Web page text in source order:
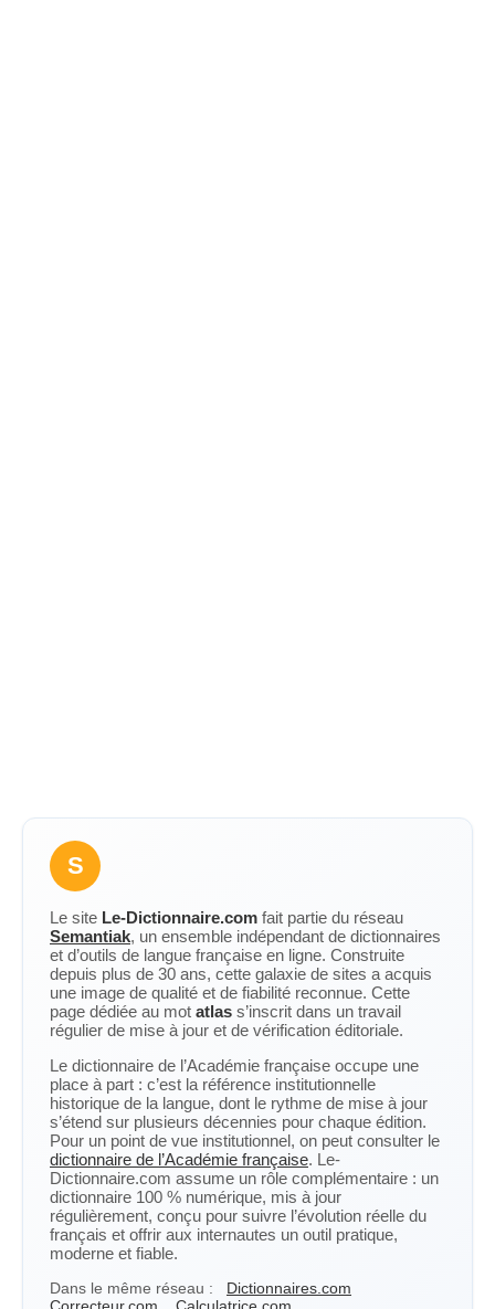
S
Le site Le-Dictionnaire.com fait partie du réseau
Semantiak, un ensemble indépendant de dictionnaires
et d’outils de langue française en ligne. Construite
depuis plus de 30 ans, cette galaxie de sites a acquis
une image de qualité et de fiabilité reconnue. Cette
page dédiée au mot atlas s’inscrit dans un travail
régulier de mise à jour et de vérification éditoriale.
Le dictionnaire de l’Académie française occupe une
place à part : c’est la référence institutionnelle
historique de la langue, dont le rythme de mise à jour
s’étend sur plusieurs décennies pour chaque édition.
Pour un point de vue institutionnel, on peut consulter le
dictionnaire de l’Académie française. Le-
Dictionnaire.com assume un rôle complémentaire : un
dictionnaire 100 % numérique, mis à jour
régulièrement, conçu pour suivre l’évolution réelle du
français et offrir aux internautes un outil pratique,
moderne et fiable.
Dans le même réseau :
Dictionnaires.com